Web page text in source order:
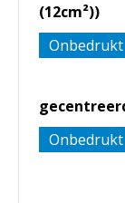
(12cm²))
Onbedrukt
Onbedrukt